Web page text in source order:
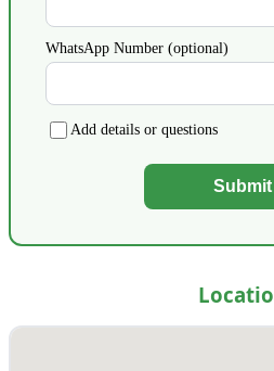
WhatsApp Number (optional)
Add details or questions
Submit